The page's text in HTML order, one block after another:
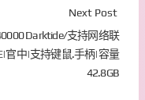
Next Post
Darktide/支持网络联
官中|支持键鼠.手柄|容量
42.8GB